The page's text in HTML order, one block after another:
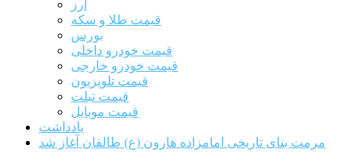
ارز
قیمت طلا و سکه
بورس
قیمت خودرو داخلی
قیمت خودرو خارجی
قیمت تلویزیون
قیمت تبلت
قیمت موبایل
یادداشت
مرمت بنای تاریخی امامزاده هارون (ع) طالقان آغاز شد